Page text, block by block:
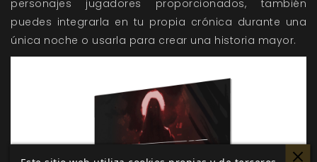
personajes jugadores proporcionados, también
puedes integrarla en tu propia crónica durante una
única noche o usarla para crear una historia mayor.